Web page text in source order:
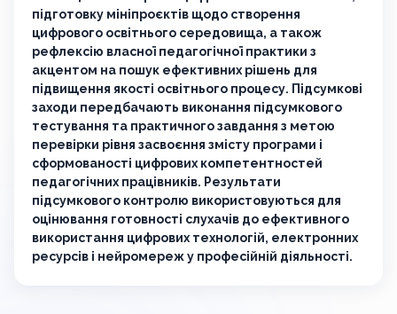
підготовку мініпроєктів щодо створення
цифрового освітнього середовища, а також
рефлексію власної педагогічної практики з
акцентом на пошук ефективних рішень для
підвищення якості освітнього процесу. Підсумкові
заходи передбачають виконання підсумкового
тестування та практичного завдання з метою
перевірки рівня засвоєння змісту програми і
сформованості цифрових компетентностей
педагогічних працівників. Результати
підсумкового контролю використовуються для
оцінювання готовності слухачів до ефективного
використання цифрових технологій, електронних
ресурсів і нейромереж у професійній діяльності.